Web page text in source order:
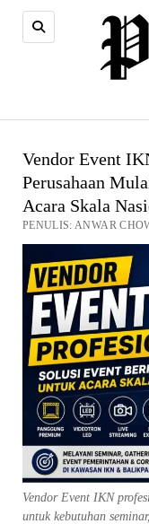
Vendor Event
Perusahaan
Acara Skala
PENULIS: ANWAR
Vendor Event IKN
untuk kebutuhan